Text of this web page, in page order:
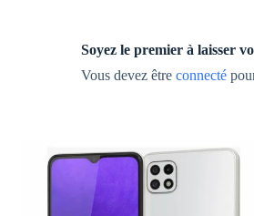
Soyez le premier à laisser
Vous devez être connecté